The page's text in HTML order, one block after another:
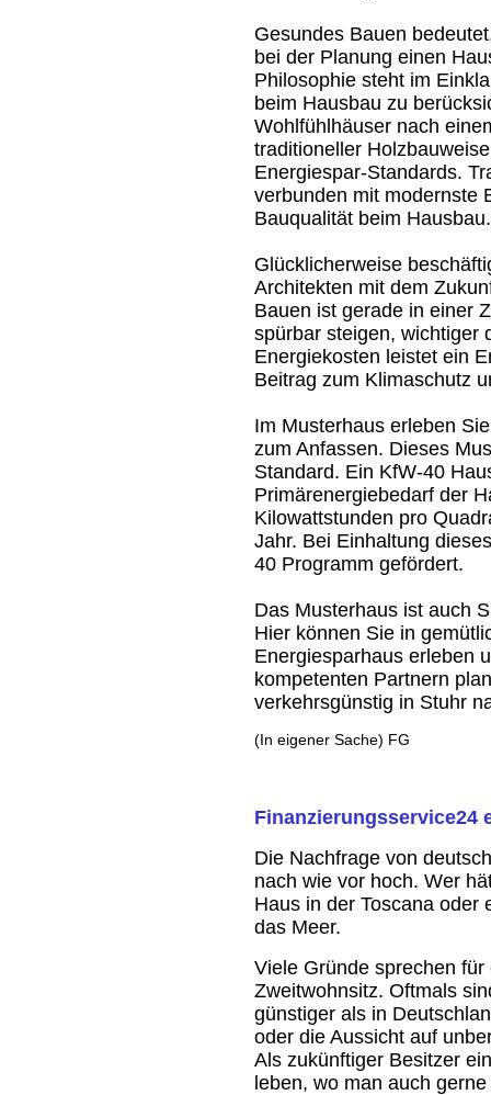
Gesundes Bauen
bei der Planung einen
Philosophie steht im
beim Hausbau zu
Wohlfühlhäuser nach
traditioneller
Energiespar-Standards.
verbunden mit modernste
Bauqualität beim Hausbau.
Glücklicherweise
Architekten mit dem
Bauen ist gerade in einer
spürbar steigen, wichtiger
Energiekosten leistet ein
Beitrag zum Klimaschutz
Im Musterhaus erleben
zum Anfassen. Dieses
Standard. Ein KfW-40
Primärenergiebedarf der
Kilowattstunden pro
Jahr. Bei Einhaltung
40 Programm gefördert.
Das Musterhaus ist auch
Hier können Sie in
Energiesparhaus erleben
kompetenten Partnern
verkehrsgünstig in Stuhr
(In eigener Sache) FG
Finanzierungsservice24
Die Nachfrage von
nach wie vor hoch. Wer
Haus in der Toscana oder
das Meer.
Viele Gründe sprechen
Zweitwohnsitz. Oftmals
günstiger als in
oder die Aussicht auf
Als zukünftiger Besitzer
leben, wo man auch